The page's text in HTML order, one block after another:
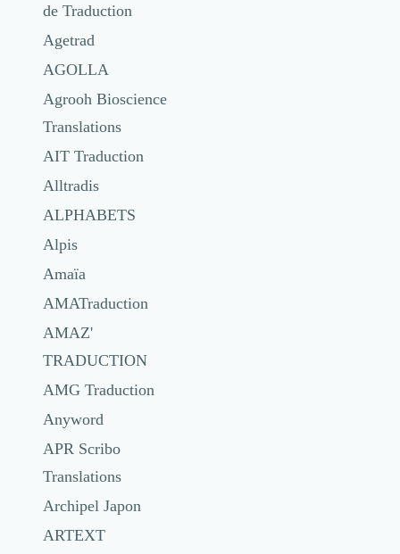
de Traduction
Agetrad
AGOLLA
Agrooh Bioscience
Translations
AIT Traduction
Alltradis
ALPHABETS
Alpis
Amaïa
AMATraduction
AMAZ'​
TRADUCTION
AMG Traduction
Anyword
APR Scribo
Translations
Archipel Japon
ARTEXT